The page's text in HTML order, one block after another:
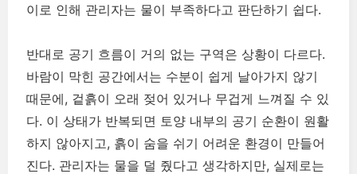
이로 인해 관리자는 물이 부족하다고 판단하기 쉽다.
반대로 공기 흐름이 거의 없는 구역은 상황이 다르다.
바람이 막힌 공간에서는 수분이 쉽게 날아가지 않기
때문에, 겉흙이 오래 젖어 있거나 무겁게 느껴질 수 있
다. 이 상태가 반복되면 토양 내부의 공기 순환이 원활
하지 않아지고, 흙이 숨을 쉬기 어려운 환경이 만들어
진다. 관리자는 물을 덜 줬다고 생각하지만, 실제로는